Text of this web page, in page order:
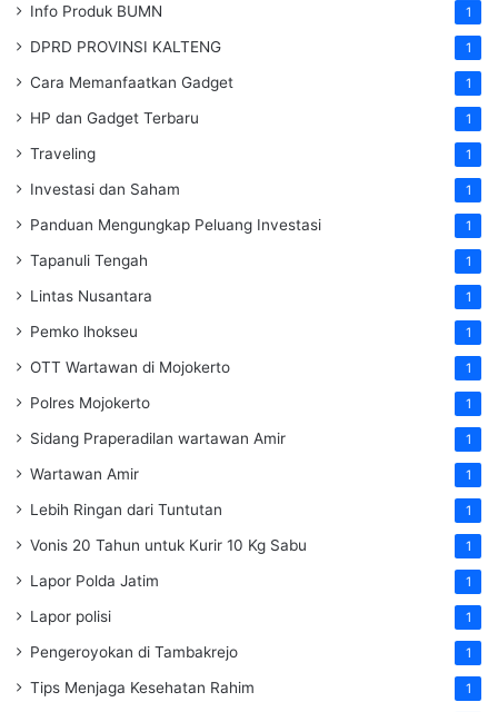
Info Produk BUMN 1
DPRD PROVINSI KALTENG 1
Cara Memanfaatkan Gadget 1
HP dan Gadget Terbaru 1
Traveling 1
Investasi dan Saham 1
Panduan Mengungkap Peluang Investasi 1
Tapanuli Tengah 1
Lintas Nusantara 1
Pemko lhokseu 1
OTT Wartawan di Mojokerto 1
Polres Mojokerto 1
Sidang Praperadilan wartawan Amir 1
Wartawan Amir 1
Lebih Ringan dari Tuntutan 1
Vonis 20 Tahun untuk Kurir 10 Kg Sabu 1
Lapor Polda Jatim 1
Lapor polisi 1
Pengeroyokan di Tambakrejo 1
Tips Menjaga Kesehatan Rahim 1